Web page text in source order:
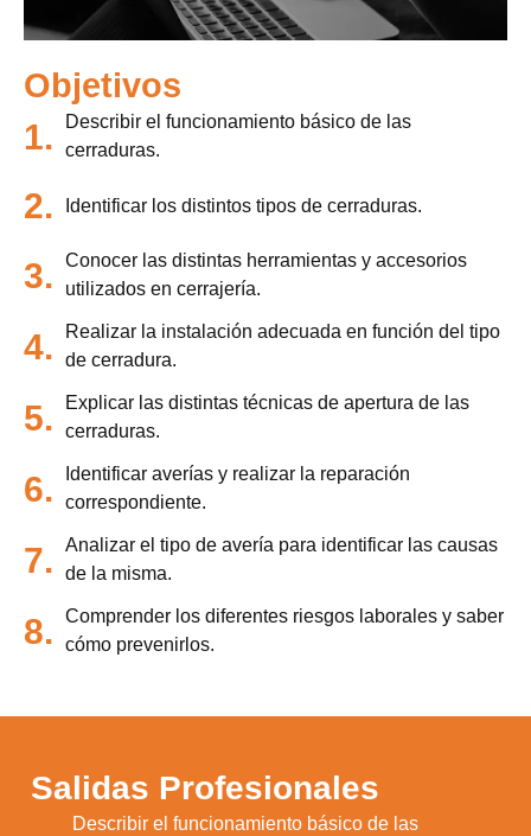
Objetivos
1.
Describir el funcionamiento básico de las
cerraduras.
2. Identificar los distintos tipos de cerraduras.
3.
Conocer las distintas herramientas y accesorios
utilizados en cerrajería.
4.
Realizar la instalación adecuada en función del tipo
de cerradura.
5.
Explicar las distintas técnicas de apertura de las
cerraduras.
6.
Identificar averías y realizar la reparación
correspondiente.
7.
Analizar el tipo de avería para identificar las causas
de la misma.
8.
Comprender los diferentes riesgos laborales y saber
cómo prevenirlos.
Salidas Profesionales
Describir el funcionamiento básico de las